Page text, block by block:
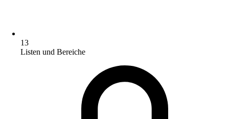
13
Listen und Bereiche